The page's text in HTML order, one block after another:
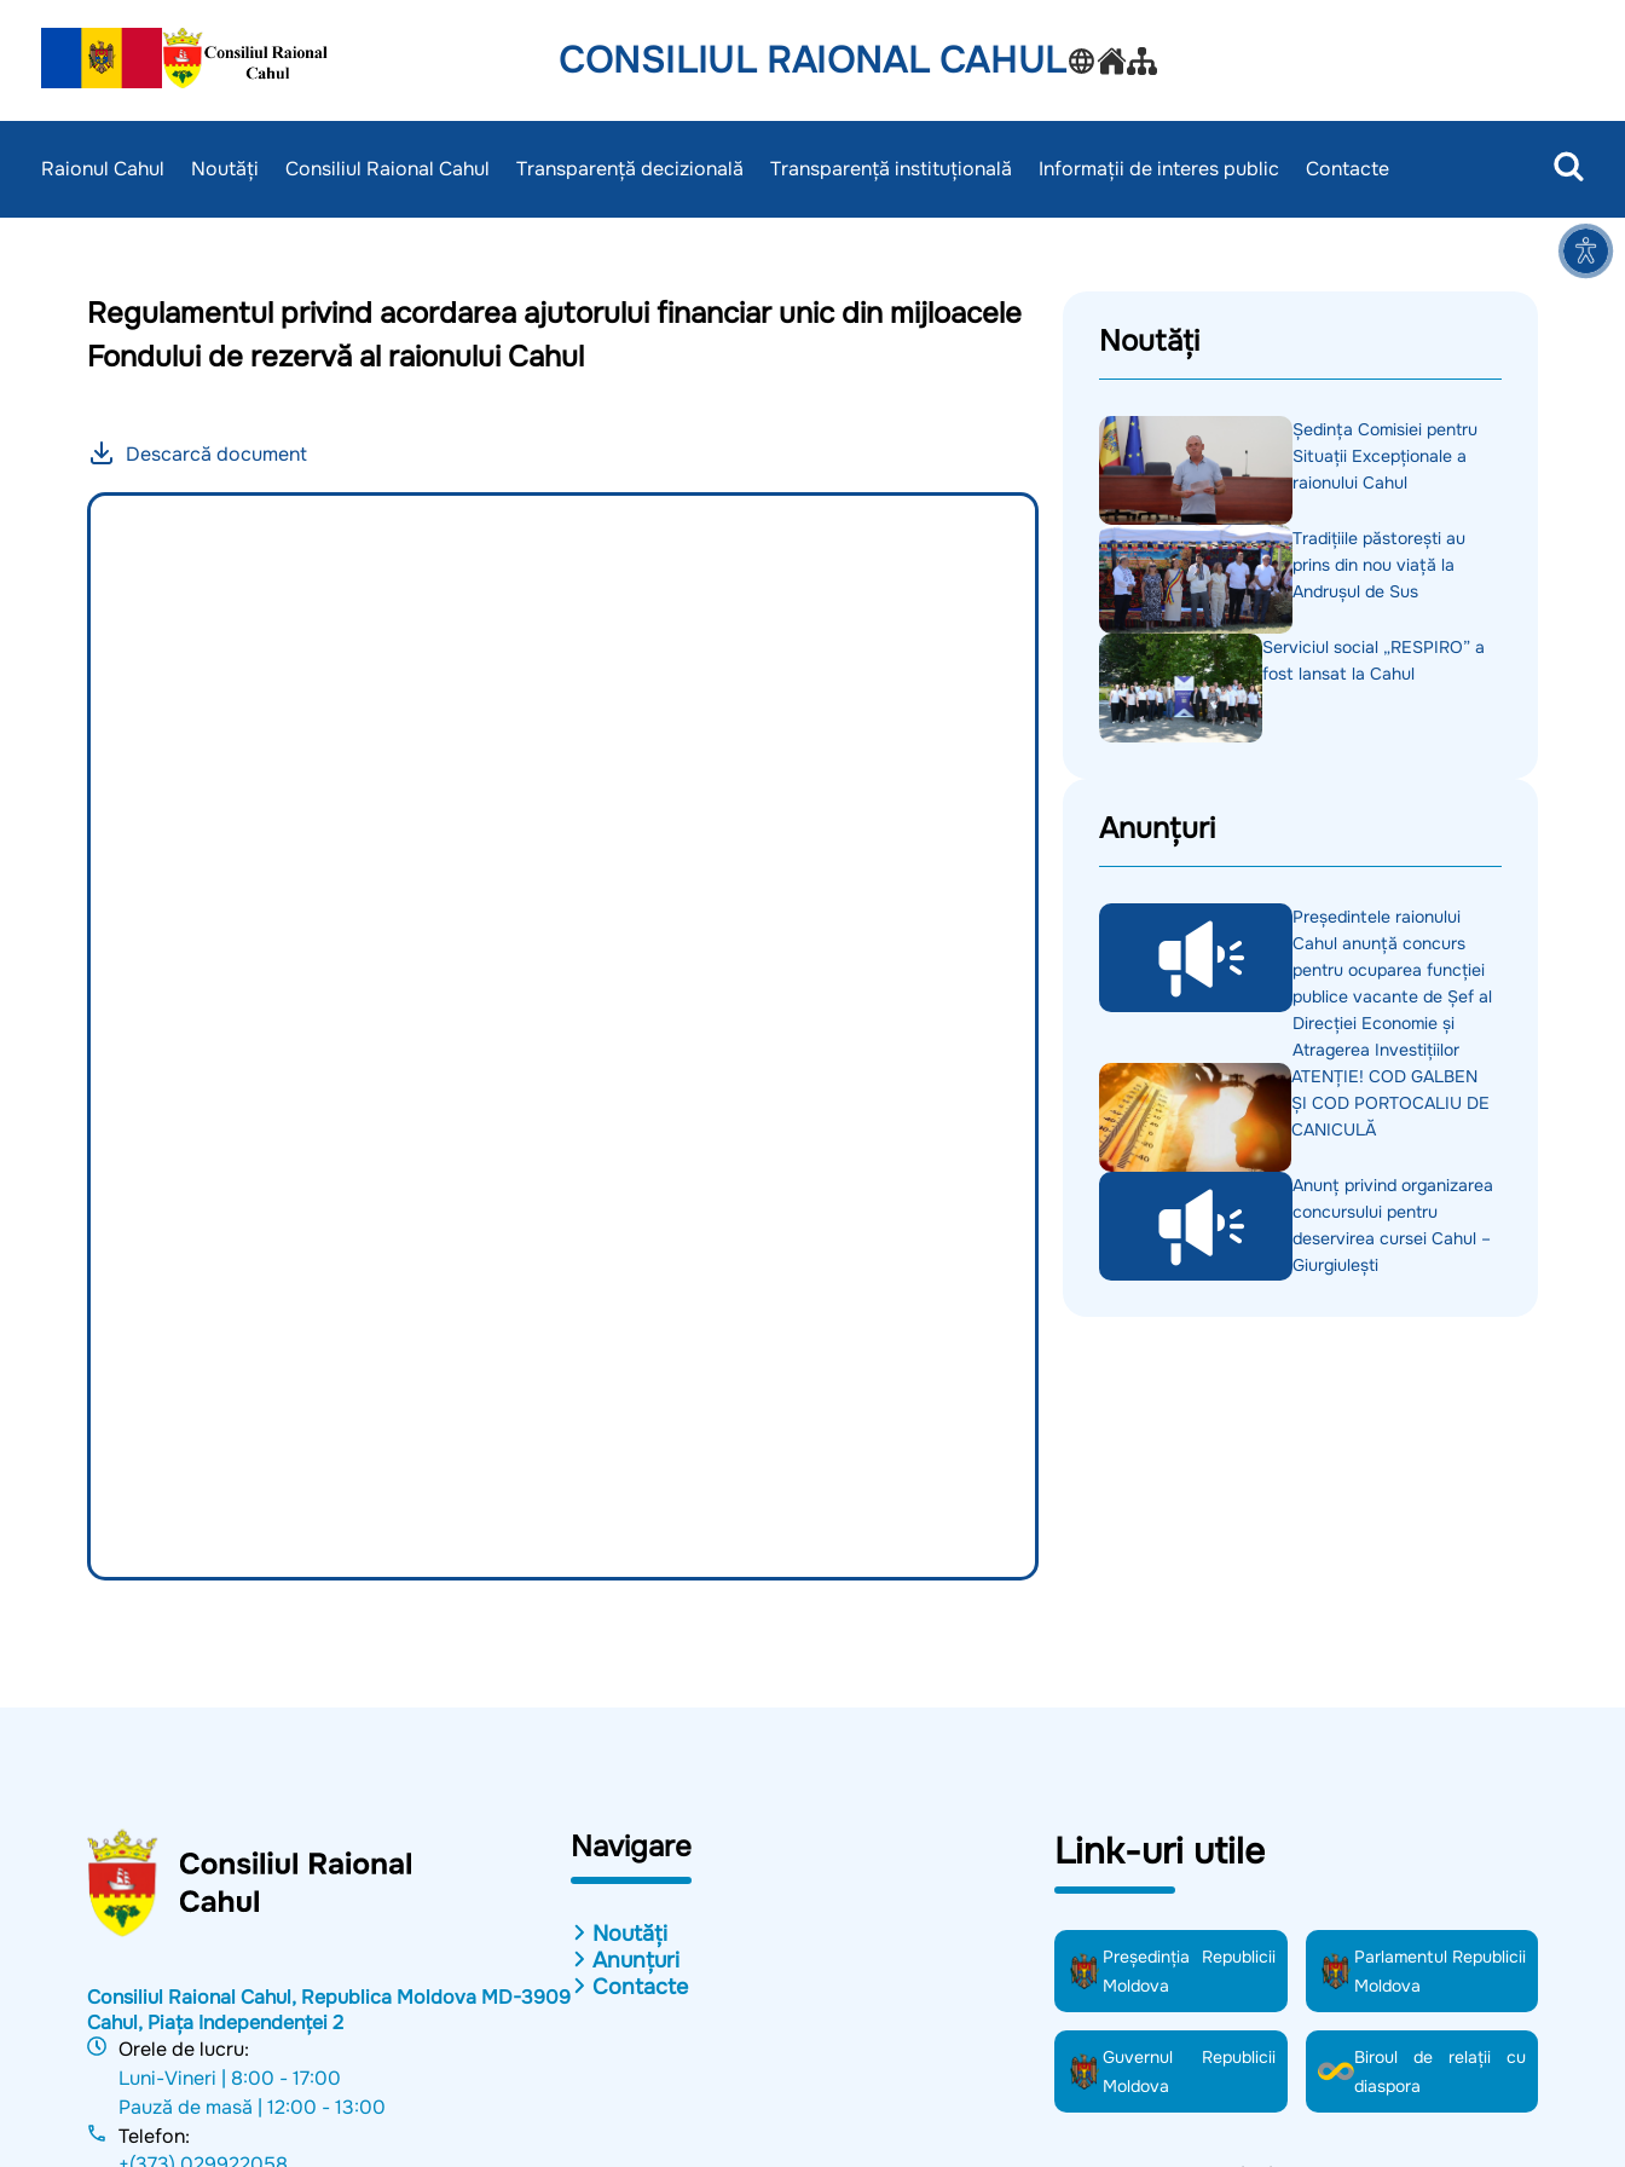
CONSILIUL RAIONAL CAHUL
Raionul Cahul Noutăți Consiliul Raional Cahul Transparență decizională Transparență instituțională Informații de interes public Contacte
Regulamentul privind acordarea ajutorului financiar unic din mijloacele
Fondului de rezervă al raionului Cahul
Descarcă document
Noutăți
Ședința Comisiei pentru
Situații Excepționale a
raionului Cahul
Tradițiile păstorești au
prins din nou viață la
Andrușul de Sus
Serviciul social „RESPIRO” a
fost lansat la Cahul
Anunțuri
Președintele raionului
Cahul anunță concurs
pentru ocuparea funcției
publice vacante de Șef al
Direcției Economie și
Atragerea Investițiilor
ATENȚIE! COD GALBEN
ȘI COD PORTOCALIU DE
CANICULĂ
Anunț privind organizarea
concursului pentru
deservirea cursei Cahul –
Giurgiulești
Consiliul Raional Cahul, Republica Moldova MD-3909
Cahul, Piața Independenței 2
Orele de lucru:
Luni-Vineri | 8:00 - 17:00
Pauză de masă | 12:00 - 13:00
Telefon:
Navigare
Noutăți
Anunțuri
Contacte
Link-uri utile
Preşedinţia Republicii
Moldova
Parlamentul Republicii
Moldova
Guvernul Republicii
Moldova
Biroul de relații cu
diaspora